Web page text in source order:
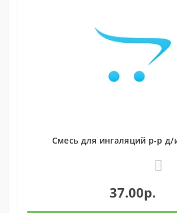
Смесь для ингаляций р-р д/
37.00р.